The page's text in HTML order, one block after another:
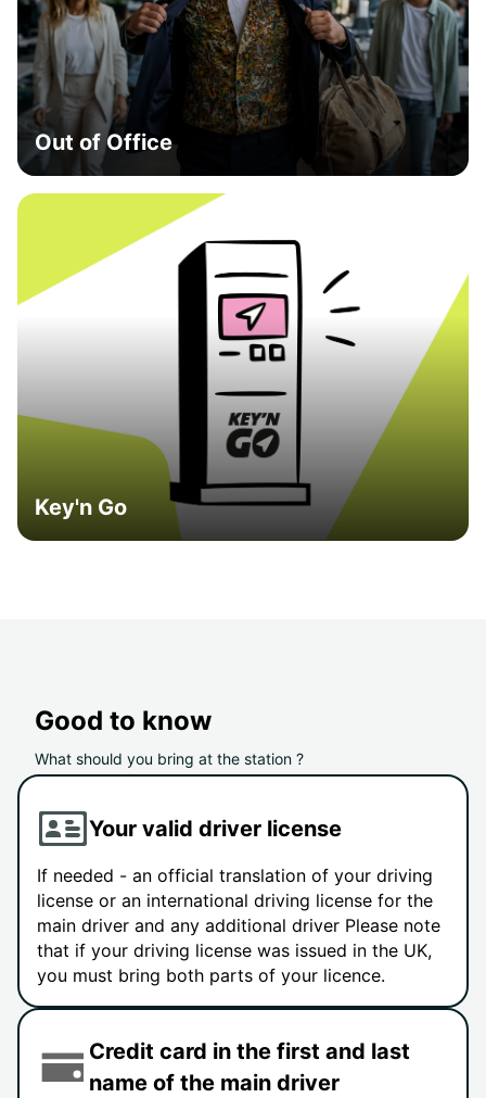
Out of Office
Key'n Go
Good to know
What should you bring at the station ?
Your valid driver license
If needed - an official translation of your driving
license or an international driving license for the
main driver and any additional driver Please note
that if your driving license was issued in the UK,
you must bring both parts of your licence.
Credit card in the first and last
name of the main driver